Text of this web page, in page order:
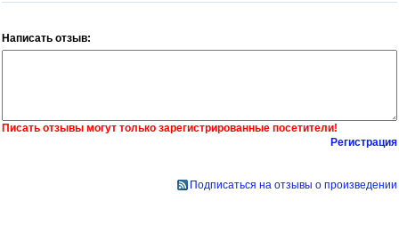
Написать отзыв:
Писать отзывы могут только зарегистрированные посетители!
Регистрация
Подписаться на отзывы о произведении